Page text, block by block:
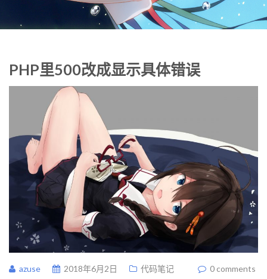
PHP里500改成显示具体错误
azuse 2018年6月2日 代码笔记 0 comments